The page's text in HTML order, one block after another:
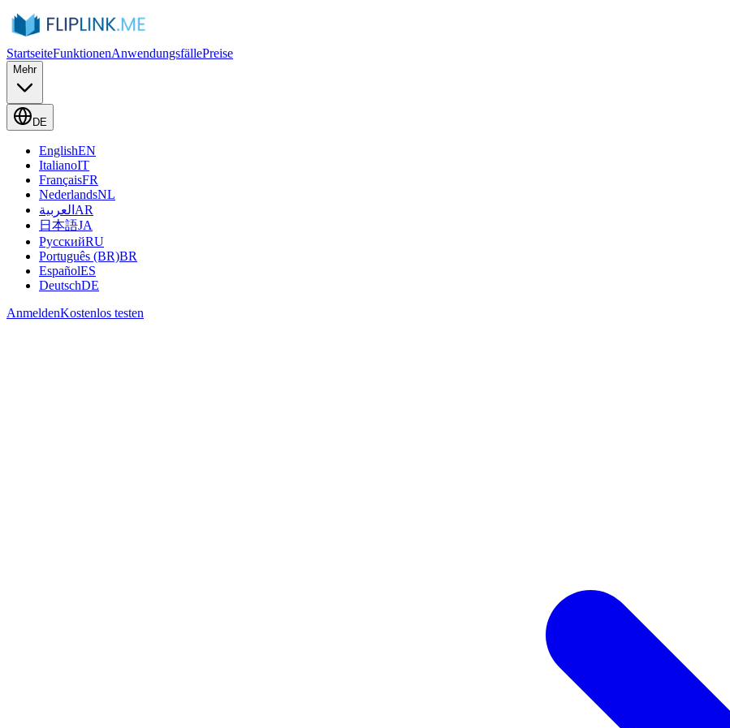
StartseiteFunktionenAnwendungsfällePreise
Mehr
DE
EnglishEN
ItalianoIT
FrançaisFR
NederlandsNL
العربية AR
日本語JA
РусскийRU
Português (BR)BR
EspañolES
DeutschDE
AnmeldenKostenlos testen